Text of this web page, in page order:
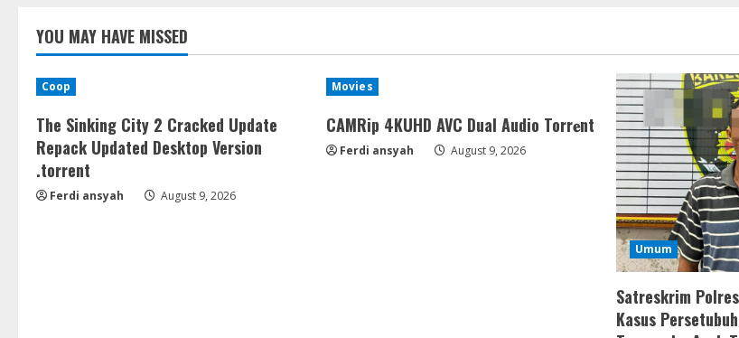
YOU MAY HAVE MISSED
Coop
The Sinking City 2 Cracked Update
Repack Updated Desktop Version
.torrent
Ferdi ansyah August 9, 2026
Movies
CAMRip 4KUHD AVC Dual Audio Torr𝐞nt
Ferdi ansyah August 9, 2026
Umum
Satreskrim
Kasus